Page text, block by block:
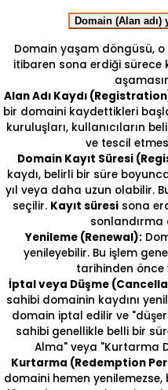
Domain (Alan
Domain yaşam döngüsü,
itibaren sona erdiği sürece
Alan Adı Kaydı
bir domaini kaydettikleri
kuruluşları, kullanıcıların
ve tescil
Domain Kayıt Süresi
kaydı, belirli bir süre
yıl veya daha uzun olabilir.
seçilir. Kayıt süresisona
sonlandırma
Yenileme (Renewal):
yenileyebilir. Bu işlem
tarihinden önce
İptal veya Düşme
sahibi domainin kaydını
domain iptal edilir ve
sahibi genellikle belli bir
Alma" veya "Kurtarma
Kurtarma (Redemption
domaini hemen